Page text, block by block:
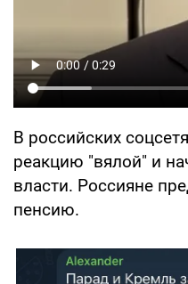
В российских
реакцию "вялой" и
власти. Россияне
пенсию.